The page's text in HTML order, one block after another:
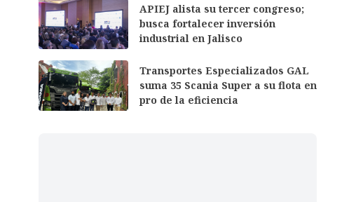
APIEJ alista su tercer congreso;
busca fortalecer inversión
industrial en Jalisco
Transportes Especializados GAL
suma 35 Scania Super a su flota en
pro de la eficiencia